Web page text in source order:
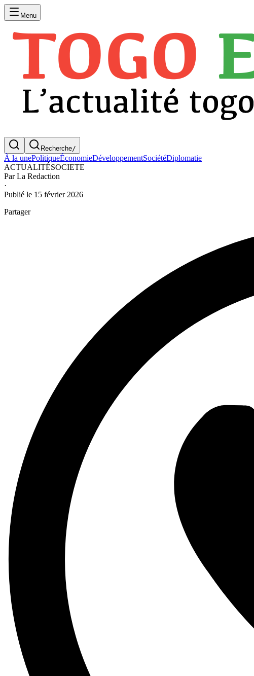
Menu
Recherche/
À la unePolitiqueÉconomieDéveloppementSociétéDiplomatie
ACTUALITÉSOCIETE
ParLa Redaction
·
Publié le 15 février 2026
Partager